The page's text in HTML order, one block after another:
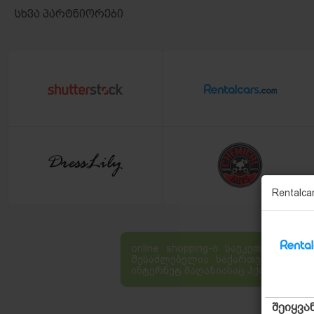
სხვა პარტნიორები
online shopping-ი საუკეთესო
შესაძლებელია საქართველოში
ინტერნეტ მაღაზიასაც ჰქონდეს.